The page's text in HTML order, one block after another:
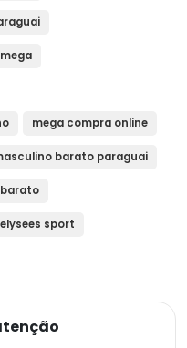
mega compra online
barato paraguai
sport